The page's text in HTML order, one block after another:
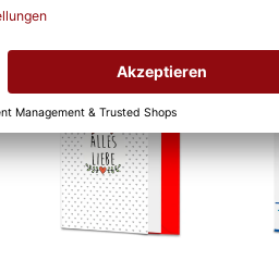
Grußkarten zum Verschenken